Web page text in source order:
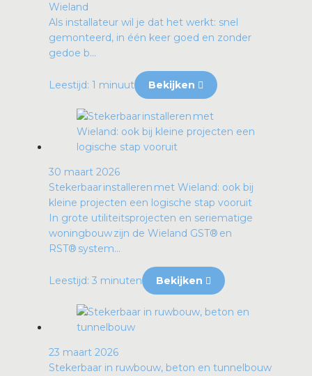
Wieland
Als installateur wil je dat het werkt: snel
gemonteerd, in één keer goed en zonder
gedoe b...
Leestijd: 1 minuut Bekijken
30 maart 2026
Stekerbaar installeren met Wieland: ook bij
kleine projecten een logische stap vooruit
In grote utiliteitsprojecten en seriematige
woningbouw zijn de Wieland GST® en
RST® system...
Leestijd: 3 minuten Bekijken
23 maart 2026
Stekerbaar in ruwbouw, beton en tunnelbouw